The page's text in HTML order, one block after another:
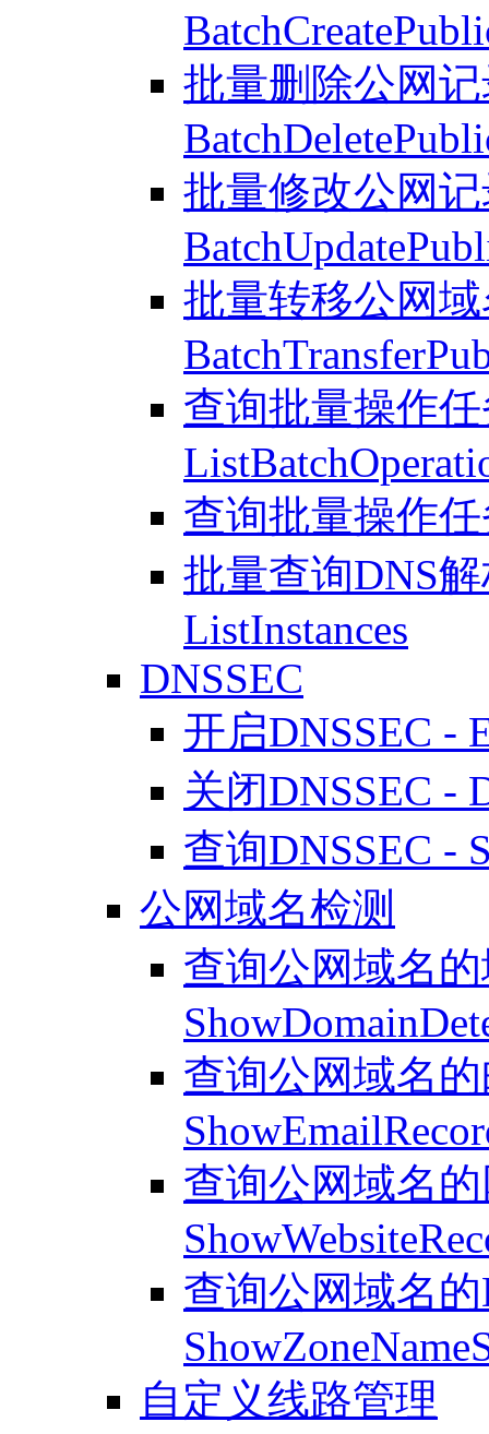
批量删除公网
批量修改公网
批量转移公网
查询批量操作
查询批量操作任
批量查询DNS
ListInstances
DNSSEC
开启DNSSEC -
关闭DNSSEC -
查询DNSSEC -
公网域名检测
查询公网域名
查询公网域名
查询公网域名
查询公网域名
自定义线路管理